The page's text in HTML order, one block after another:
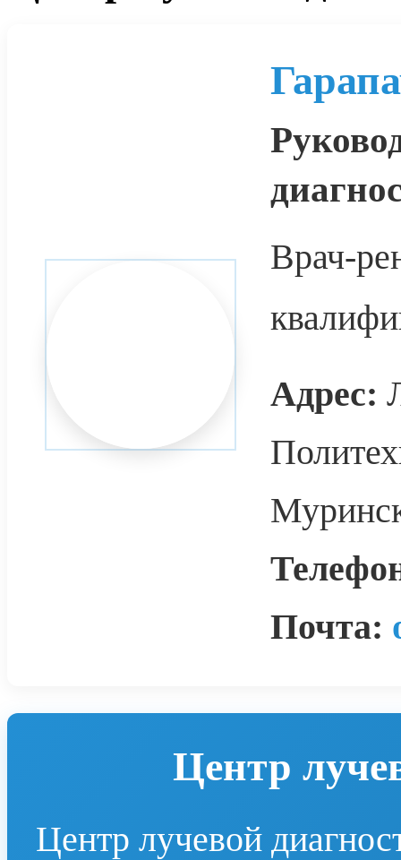
Врач-
Адрес:
Почта:
Центр
Центр лучевой